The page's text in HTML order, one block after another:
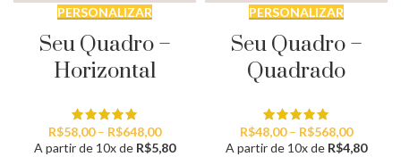
PERSONALIZAR
Seu Quadro –
Horizontal
R$58,00 – R$648,00Faixa
de
A partir de 10x de R$5,80
PERSONALIZAR
Seu Quadro –
Quadrado
R$48,00 – R$568,00Faixa
de
A partir de 10x de R$4,80